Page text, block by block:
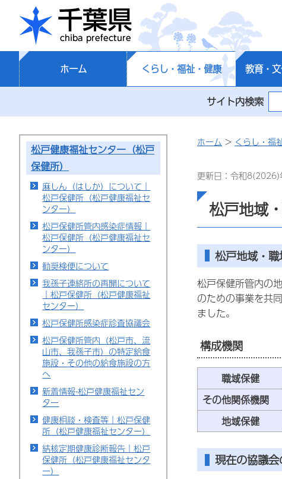
千葉県
ホーム くらし・福祉・健康 教育・
サイト内検索
松戸健康福祉センター（松戸
保健所）
麻しん（はしか）について｜
松戸保健所（松戸健康福祉セ
ンター）
松戸保健所管内感染症情報｜
松戸保健所（松戸健康福祉セ
ンター）
勧奨検便について
我孫子連絡所の再開について
｜松戸保健所（松戸健康福祉
センター）
松戸保健所感染症診査協議会
松戸保健所管内（松戸市、流
山市、我孫子市）の特定給食
施設・その他の給食施設の方
へ
新着情報-松戸健康福祉セン
ター
健康相談・検査等｜松戸保健
所（松戸健康福祉センター）
結核定期健康診断報告｜松戸
保健所（松戸健康福祉センタ
ー）
ホーム > くらし・福
更新日：令和8(2026)
松戸地域
松戸地域・
松戸保健所管内の
のための事業を共
ました。
構成機関
職域保健
その他関係機関
地域保健
現在の協議会